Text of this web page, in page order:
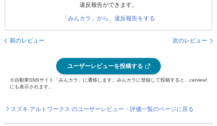
違反報告ができます。
「みんカラ」から、違反報告をする
前のレビュー 次のレビュー
ユーザーレビューを投稿する
※自動車SNSサイト「みんカラ」に遷移します。みんカラに登録して投稿すると、carview!
にも表示されます。
スズキ アルトワークス のユーザーレビュー・評価一覧のページに戻る